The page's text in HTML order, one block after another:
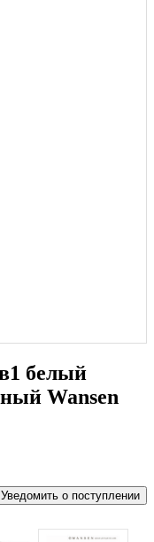
белый
Wansen
Уведомить о поступлении